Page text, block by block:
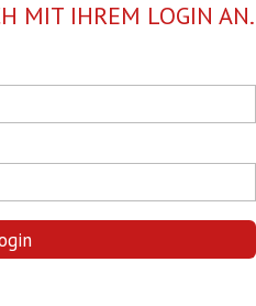
MIT IHREM LOGIN AN.